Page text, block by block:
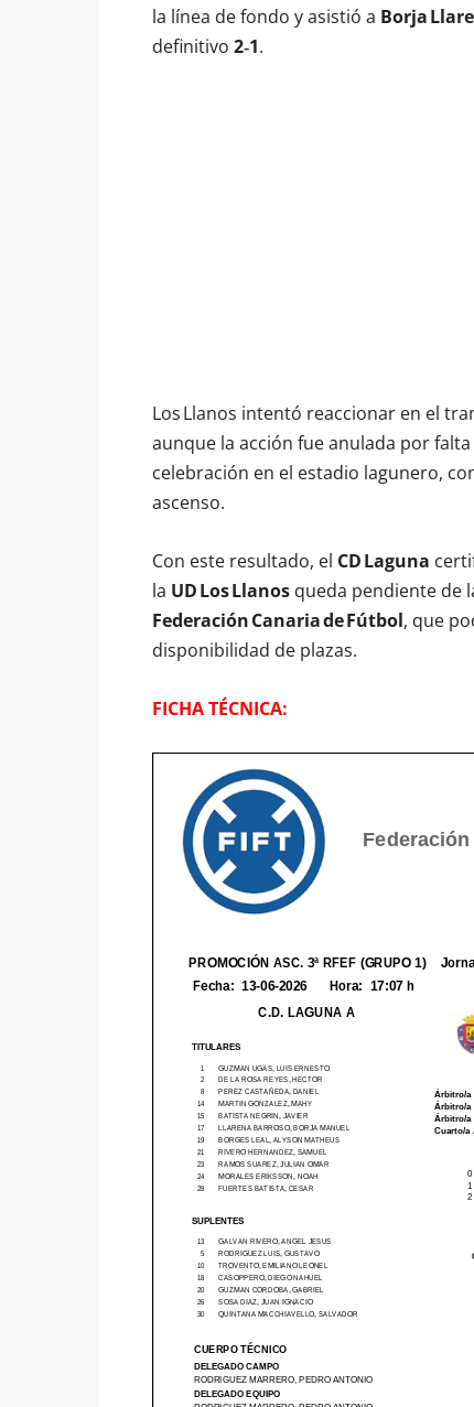
la línea de fondo y asistió a Borja
definitivo 2‑1.
Los Llanos intentó reaccionar en el
aunque la acción fue anulada por
celebración en el estadio lagunero,
ascenso.
Con este resultado, el CD Laguna
la UD Los Llanos queda pendiente de
Federación Canaria de Fútbol, que
disponibilidad de plazas.
FICHA TÉCNICA: